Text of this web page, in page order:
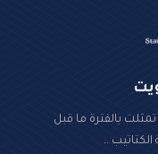
بالفترة ما قبل
..